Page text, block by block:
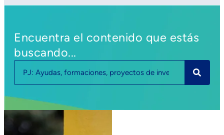
Encuentra el contenido que estás
buscando...